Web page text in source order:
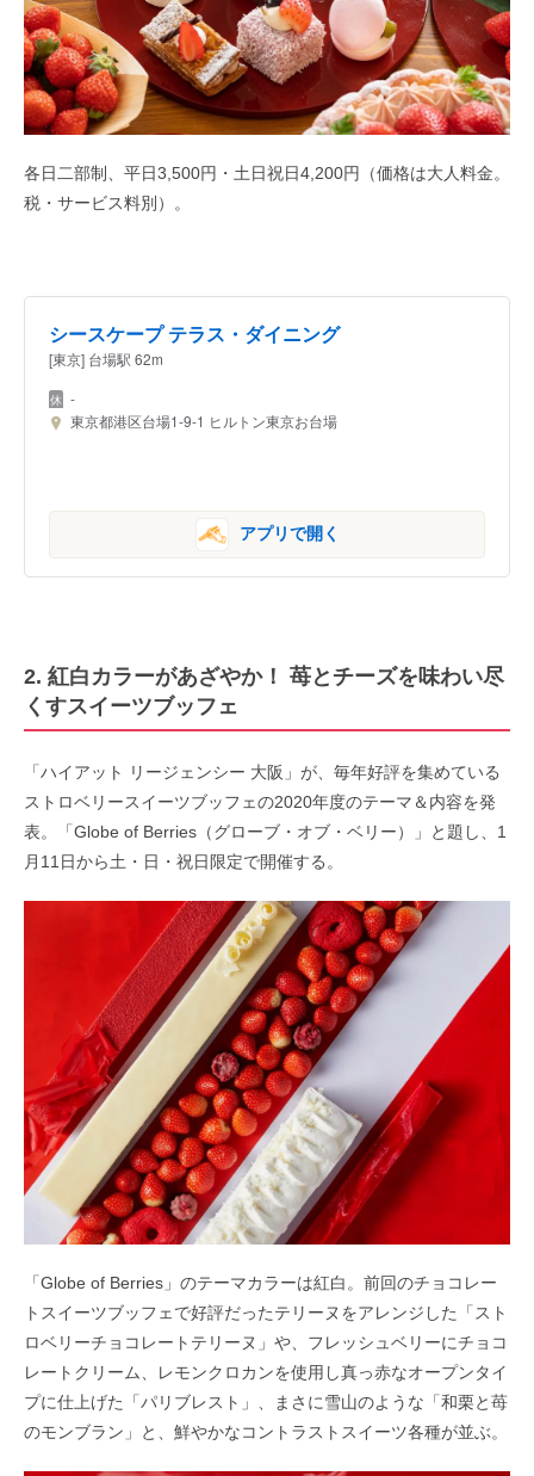
各日二部制、平日3,500円・土日祝日4,200円（価格は大人料金。
税・サービス料別）。
シースケープ テラス・ダイニング
[東京] 台場駅 62m
-
東京都港区台場1-9-1 ヒルトン東京お台場
アプリで開く
2. 紅白カラーがあざやか！ 苺とチーズを味わい尽
くすスイーツブッフェ
「ハイアット リージェンシー 大阪」が、毎年好評を集めている
ストロベリースイーツブッフェの2020年度のテーマ＆内容を発
表。「Globe of Berries（グローブ・オブ・ベリー）」と題し、1
月11日から土・日・祝日限定で開催する。
「Globe of Berries」のテーマカラーは紅白。前回のチョコレー
トスイーツブッフェで好評だったテリーヌをアレンジした「スト
ロベリーチョコレートテリーヌ」や、フレッシュベリーにチョコ
レートクリーム、レモンクロカンを使用し真っ赤なオープンタイ
プに仕上げた「パリブレスト」、まさに雪山のような「和栗と苺
のモンブラン」と、鮮やかなコントラストスイーツ各種が並ぶ。